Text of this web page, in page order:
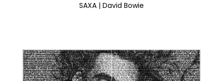
SAXA | David Bowie